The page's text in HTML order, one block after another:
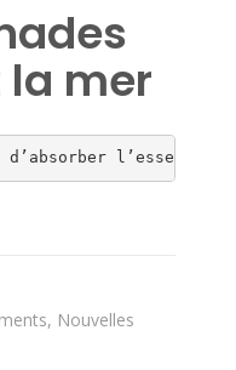
mer
d’absorber
, Nouvelles